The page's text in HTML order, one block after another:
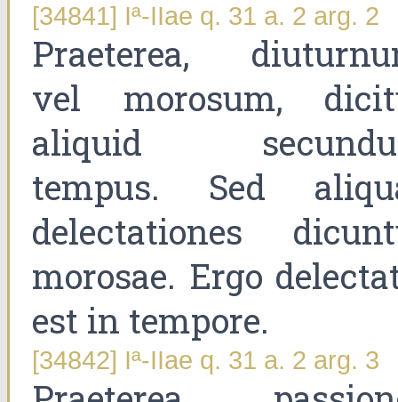
[34841] Iª-IIae q. 31 a. 2 arg. 2
Praeterea,
vel morosum,
aliquid
tempus. Sed
delectationes
morosae. Ergo
est in tempore.
[34842] Iª-IIae q. 31 a. 2 arg. 3